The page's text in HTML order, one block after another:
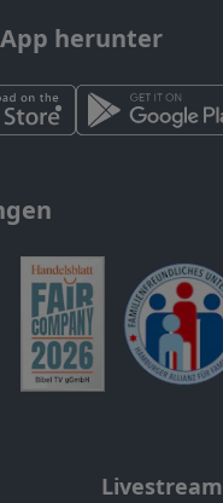
herunter
Livestream